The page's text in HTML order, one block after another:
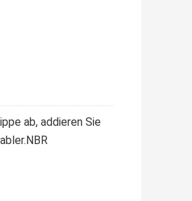
ab, addieren Sie